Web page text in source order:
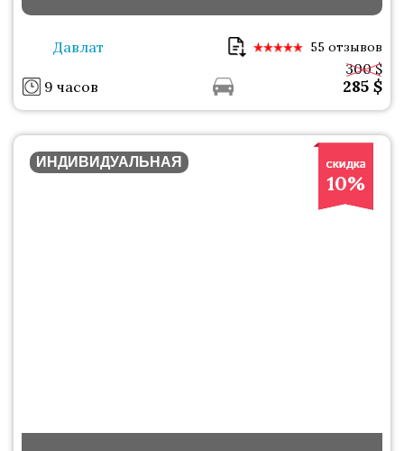
Давлат 55 отзывов
9 часов 285 $
300 $
10%
ИНДИВИДУАЛЬНАЯ